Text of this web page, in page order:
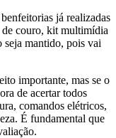
já realizadas
de couro, kit multimídia
seja mantido, pois vai
importante, mas se o
de acertar todos
comandos elétricos,
É fundamental que